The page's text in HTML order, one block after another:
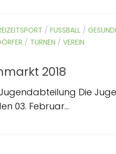
/ FUSSBALL /
/ TURNEN / VEREIN
2018
Die
03. Februar...